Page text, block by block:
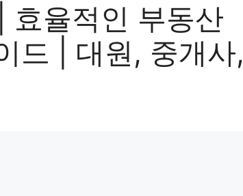
효율적인 부동산
드 | 대원, 중개사,